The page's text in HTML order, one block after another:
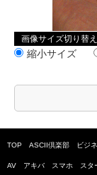
画像サイズ切り替え
縮小サイズ
TOP ASCII倶楽部 ビジ
AV アキバ スマホ スタ